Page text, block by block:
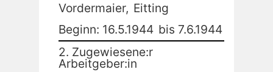
Vordermaier, Eitting
Beginn: 16.5.1944 bis 7.6.1944
2. Zugewiesene:r
Arbeitgeber:in